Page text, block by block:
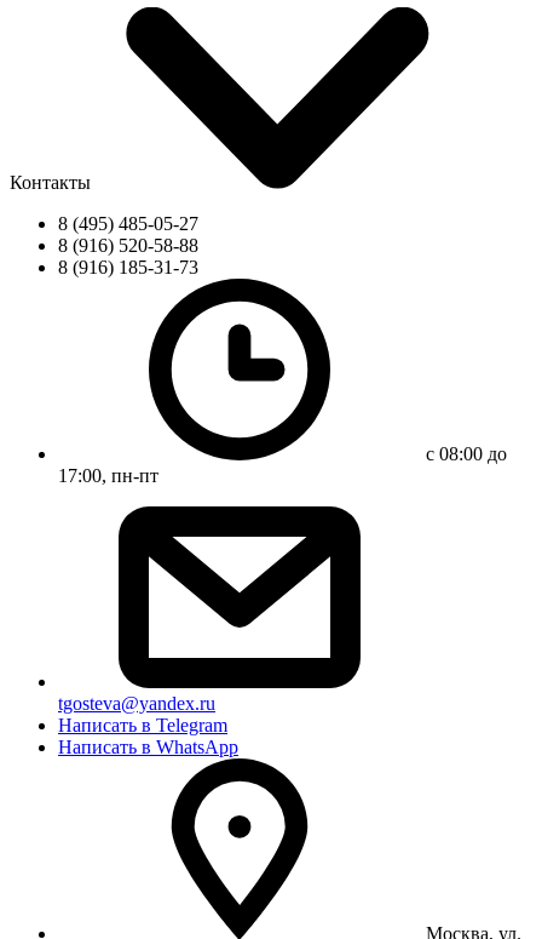
Контакты
8 (495) 485-05-27
8 (916) 520-58-88
8 (916) 185-31-73
с 08:00 до
17:00, пн-пт
tgosteva@yandex.ru
Написать в Telegram
Написать в WhatsApp
Москва, ул.